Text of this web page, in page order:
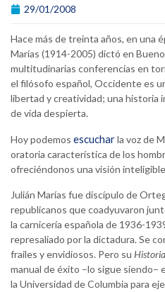
29/01/2008
Hace más de treinta años, en una
Marías (1914-2005) dictó en
multitudinarias conferencias en
el filósofo español, Occidente es
libertad y creatividad; una historia
de vida despierta.
Hoy podemos escucharla voz de
oratoria característica de los
ofreciéndonos una visión
Julián Marías fue discípulo de
republicanos que coadyuvaron
la carnicería española de 1936-
represaliado por la dictadura. Se
frailes y envidiosos. Pero su
manual de éxito –lo sigue siendo–
la Universidad de Columbia para